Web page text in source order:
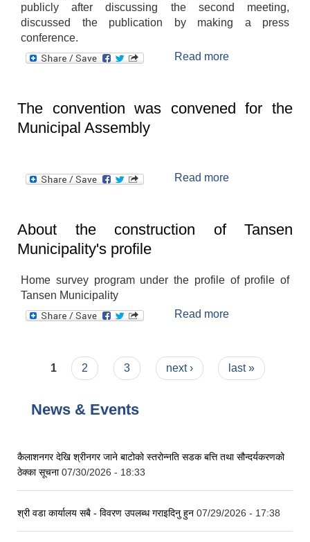
publicly after discussing the second meeting,
discussed the publication by making a press
conference.
Read more
Assembly
The convention was convened for the
Municipal Assembly
Read more
the Municipal
Assembly
About the construction of Tansen
Municipality's profile
Home survey program under the profile of profile of
Tansen Municipality
Read more
Municipality's
profile
Pages
1 2 3 next › last »
News & Events
कैलाशनगर देखि श्रीनगर जाने बाटोको स्तरोन्नति सडक बत्ति तथा सौन्दर्यकरणको
ठेक्का सूचना07/30/2026 - 18:33
श्री वडा कार्यालय सबै - विवरण उपलब्ध गराइदिनु हुन 07/29/2026 - 17:38